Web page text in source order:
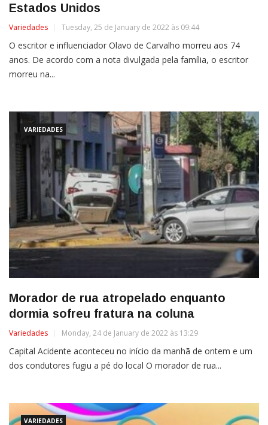
Estados Unidos
Variedades Tuesday, 25 de January de 2022 às 09:44
O escritor e influenciador Olavo de Carvalho morreu aos 74
anos. De acordo com a nota divulgada pela família, o escritor
morreu na...
VARIEDADES
Morador de rua atropelado enquanto
dormia sofreu fratura na coluna
Variedades Monday, 24 de January de 2022 às 13:29
Capital Acidente aconteceu no início da manhã de ontem e um
dos condutores fugiu a pé do local O morador de rua...
VARIEDADES